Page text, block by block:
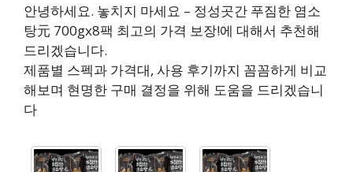
안녕하세요. 놓치지 마세요 – 정성곳간 푸짐한 염소
탕元 700gx8팩 최고의 가격 보장!에 대해서 추천해
드리겠습니다.
제품별 스펙과 가격대, 사용 후기까지 꼼꼼하게 비교
해보며 현명한 구매 결정을 위해 도움을 드리겠습니
다